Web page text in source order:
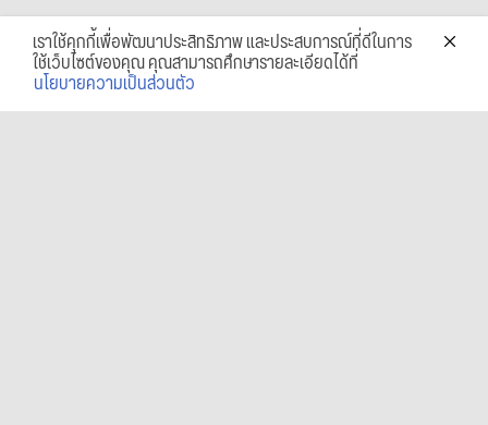
เราใช้คุกกี้เพื่อพัฒนาประสิทธิภาพ และประสบการณ์ที่ดีในการ
ใช้เว็บไซต์ของคุณ คุณสามารถศึกษารายละเอียดได้ที่
นโยบายความเป็นส่วนตัว